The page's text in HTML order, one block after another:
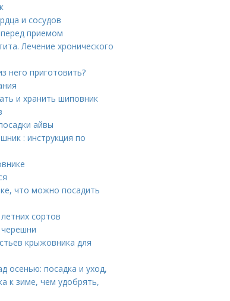
и сосудов
приемом
Лечение хронического
него приготовить?
и хранить шиповник
айвы
: инструкция по
что можно посадить
сортов
крыжовника для
осенью: посадка и уход,
к зиме, чем удобрять,